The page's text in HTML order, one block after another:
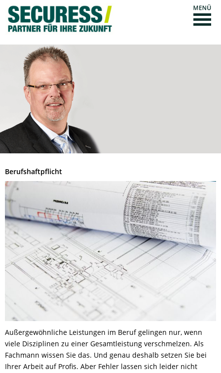
Berufshaftpflicht
Außergewöhnliche Leistungen im Beruf gelingen nur, wenn
viele Disziplinen zu einer Gesamtleistung verschmelzen. Als
Fachmann wissen Sie das. Und genau deshalb setzen Sie bei
Ihrer Arbeit auf Profis. Aber Fehler lassen sich leider nicht